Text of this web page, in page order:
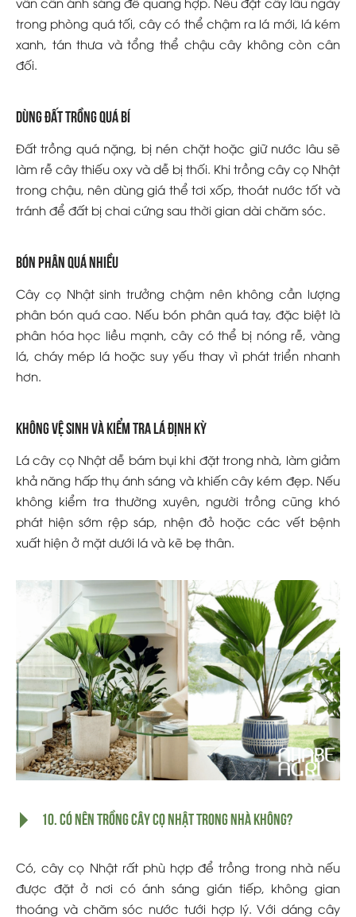
trong phòng quá tối, cây có thể chậm ra lá mới, lá kém
xanh, tán thưa và tổng thể chậu cây không còn cân
đối.
Dùng đất trồng quá bí
Đất trồng quá nặng, bị nén chặt hoặc giữ nước lâu sẽ
làm rễ cây thiếu oxy và dễ bị thối. Khi trồng cây cọ Nhật
trong chậu, nên dùng giá thể tơi xốp, thoát nước tốt và
tránh để đất bị chai cứng sau thời gian dài chăm sóc.
Bón phân quá nhiều
Cây cọ Nhật sinh trưởng chậm nên không cần lượng
phân bón quá cao. Nếu bón phân quá tay, đặc biệt là
phân hóa học liều mạnh, cây có thể bị nóng rễ, vàng
lá, cháy mép lá hoặc suy yếu thay vì phát triển nhanh
hơn.
Không vệ sinh và kiểm tra lá định kỳ
Lá cây cọ Nhật dễ bám bụi khi đặt trong nhà, làm giảm
khả năng hấp thụ ánh sáng và khiến cây kém đẹp. Nếu
không kiểm tra thường xuyên, người trồng cũng khó
phát hiện sớm rệp sáp, nhện đỏ hoặc các vết bệnh
xuất hiện ở mặt dưới lá và kẽ bẹ thân.
10. Có nên trồng cây cọ Nhật trong nhà không?
Có, cây cọ Nhật rất phù hợp để trồng trong nhà nếu
được đặt ở nơi có ánh sáng gián tiếp, không gian
thoáng và chăm sóc nước tưới hợp lý. Với dáng cây